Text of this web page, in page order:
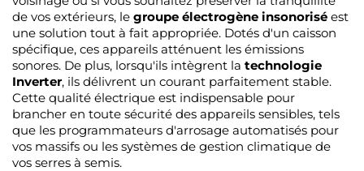
de vos extérieurs, le groupe électrogène insonorisé est
une solution tout à fait appropriée. Dotés d'un caisson
spécifique, ces appareils atténuent les émissions
sonores. De plus, lorsqu'ils intègrent la technologie
Inverter, ils délivrent un courant parfaitement stable.
Cette qualité électrique est indispensable pour
brancher en toute sécurité des appareils sensibles, tels
que les programmateurs d'arrosage automatisés pour
vos massifs ou les systèmes de gestion climatique de
vos serres à semis.